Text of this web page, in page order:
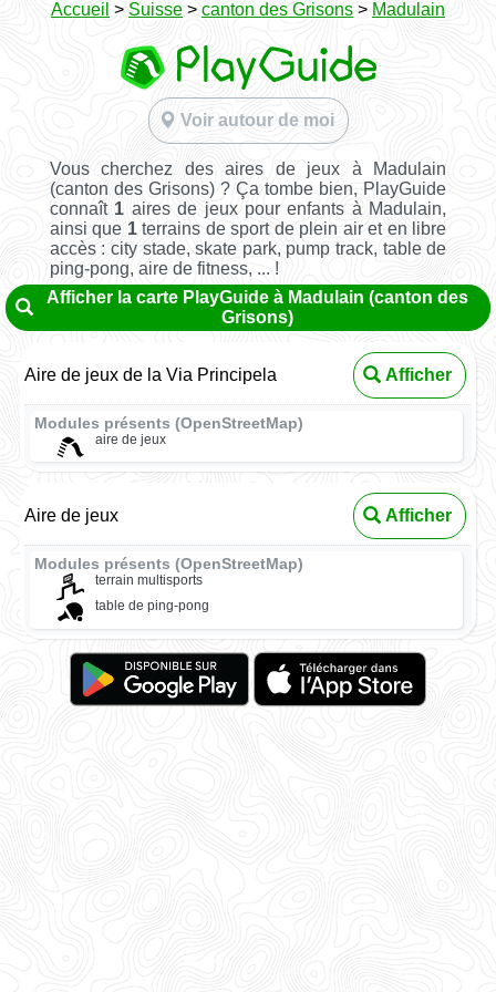
Accueil > Suisse > canton des Grisons > Madulain
Voir autour de moi
Vous cherchez des aires de jeux à Madulain
(canton des Grisons) ? Ça tombe bien, PlayGuide
connaît 1 aires de jeux pour enfants à Madulain,
ainsi que 1terrains de sport de plein air et en libre
accès : city stade, skate park, pump track, table de
ping-pong, aire de fitness, ... !
Afficher la carte PlayGuide à Madulain (canton des
Grisons)
Aire de jeux de la Via Principela Afficher
Modules présents (OpenStreetMap)
aire de jeux
Aire de jeux Afficher
Modules présents (OpenStreetMap)
terrain multisports
table de ping-pong